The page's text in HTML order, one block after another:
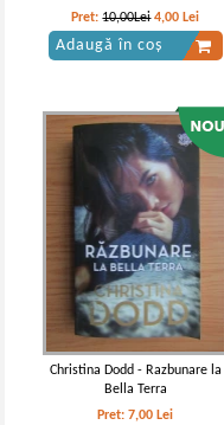
Pret:10,00Lei 4,00 Lei
Adaugă în coș
Christina Dodd - Razbunare la
Bella Terra
Pret:7,00 Lei